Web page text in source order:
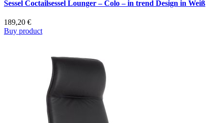
Sessel Coctailsessel Lounger – Colo – in trend Design in Weiß
189,20 €
Buy product